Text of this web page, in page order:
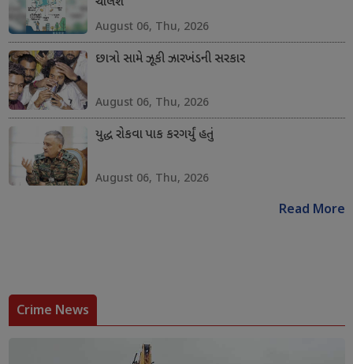
August 06, Thu, 2026
છાત્રો સામે ઝૂકી ઝારખંડની સરકાર
August 06, Thu, 2026
યુદ્ધ રોકવા પાક કરગર્યું હતું
August 06, Thu, 2026
Read More
Crime News